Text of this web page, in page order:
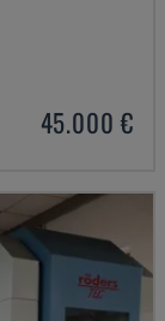
45.000 €